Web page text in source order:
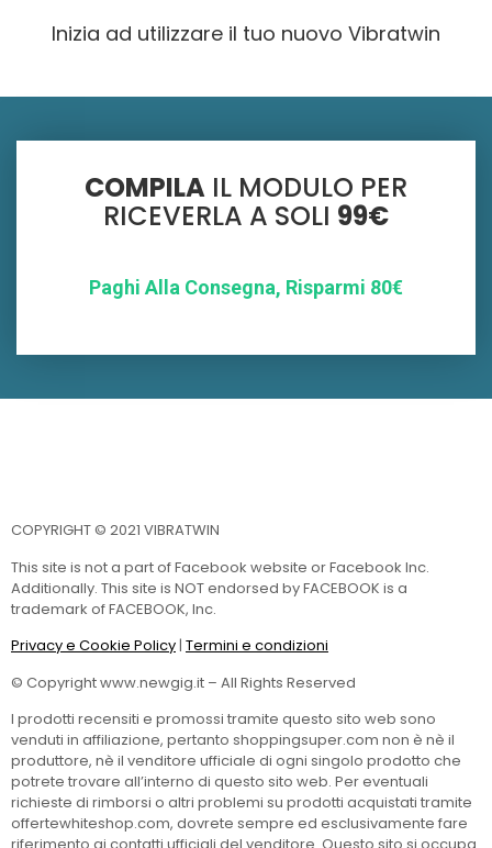
Inizia ad utilizzare il tuo nuovo Vibratwin
COMPILA IL MODULO PER
RICEVERLA A SOLI 99€
Paghi Alla Consegna, Risparmi 80€
COPYRIGHT © 2021 VIBRATWIN
This site is not a part of Facebook website or Facebook Inc.
Additionally. This site is NOT endorsed by FACEBOOK is a
trademark of FACEBOOK, Inc.
Privacy e Cookie Policy | Termini e condizioni
© Copyright www.newgig.it – All Rights Reserved
I prodotti recensiti e promossi tramite questo sito web sono
venduti in affiliazione, pertanto shoppingsuper.com non è nè il
produttore, nè il venditore ufficiale di ogni singolo prodotto che
potrete trovare all’interno di questo sito web. Per eventuali
richieste di rimborsi o altri problemi su prodotti acquistati tramite
offertewhiteshop.com, dovrete sempre ed esclusivamente fare